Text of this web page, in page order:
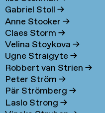
Gabriel Stoll→
Anne Stooker→
Claes Storm→
Velina Stoykova→
Ugne Straigyte→
Robbert van Strien→
Peter Ström→
Pär Strömberg→
Laslo Strong→